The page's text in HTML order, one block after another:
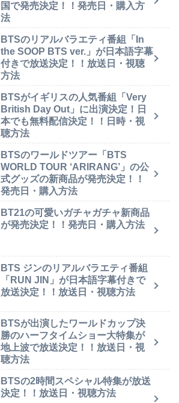
国で発売決定！！発売日・購入方
法
BTSのリアルバラエティ番組「In
the SOOP BTS ver.」が日本語字幕
付きで放送決定！！放送日・視聴
方法
BTSがイギリスの人気番組「Very
British Day Out」に出演決定！日
本でも無料配信決定！！日時・視
聴方法
BTSのワールドツアー「BTS
WORLD TOUR ‘ARIRANG’」の公
式グッズの新商品が発売決定！！
発売日・購入方法
BT21の可愛いガチャガチャ新商品
が発売決定！！発売日・購入方法
BTS ジンのリアルバラエティ番組
「RUN JIN」が日本語字幕付きで
放送決定！！放送日・視聴方法
BTSが出演したワールドカップ決
勝のハーフタイムショー大特集が
地上波で放送決定！！放送日・視
聴方法
BTSの2時間スペシャル特集が放送
決定！！放送日・視聴方法